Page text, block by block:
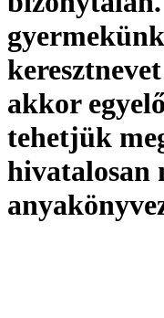
akkor
tehetjük
hivatalosan